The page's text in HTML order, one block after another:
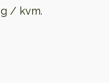
/ kvm.